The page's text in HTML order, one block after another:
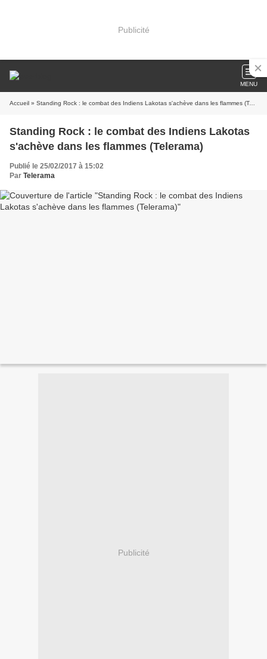
Publicité
MENU
Accueil » Standing Rock : le combat des Indiens Lakotas s'achève dans les flammes (Telerama)
Standing Rock : le combat des Indiens Lakotas
s'achève dans les flammes (Telerama)
Publié le 25/02/2017 à 15:02
Par Telerama
Publicité